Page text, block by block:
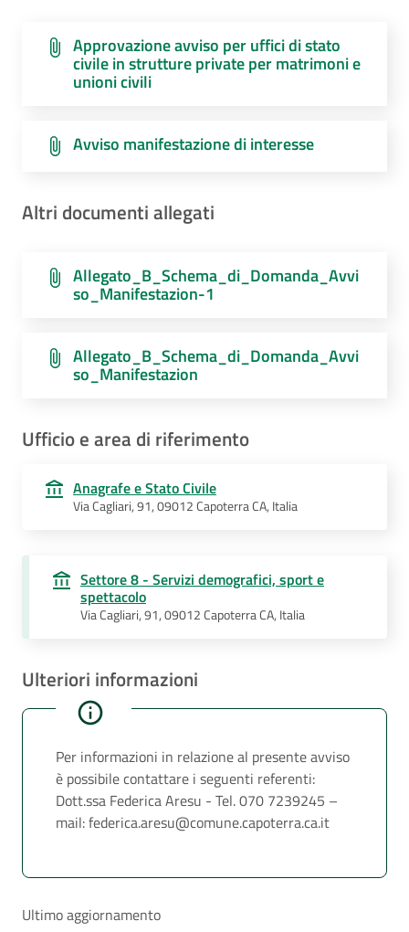
Approvazione avviso per uffici di stato
civile in strutture private per matrimoni e
unioni civili
Avviso manifestazione di interesse
Altri documenti allegati
Allegato_B_Schema_di_Domanda_Avvi
so_Manifestazion-1
Allegato_B_Schema_di_Domanda_Avvi
so_Manifestazion
Ufficio e area di riferimento
Anagrafe e Stato Civile
Via Cagliari, 91, 09012 Capoterra CA, Italia
Settore 8 - Servizi demografici, sport e
spettacolo
Via Cagliari, 91, 09012 Capoterra CA, Italia
Ulteriori informazioni
Per informazioni in relazione al presente avviso
è possibile contattare i seguenti referenti:
Dott.ssa Federica Aresu - Tel. 070 7239245 –
mail: federica.aresu@comune.capoterra.ca.it
Ultimo aggiornamento